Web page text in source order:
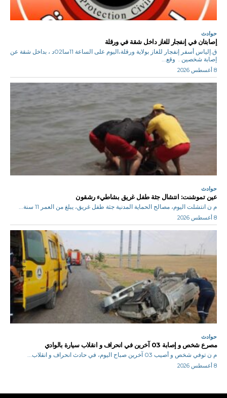
حوادث
إصابتان في إنفجار للغاز داخل شقة في ورقلة
ق.إلياس أسفر إنفجار للغاز بولاية ورقلة،اليوم على الساعة 11سا02د ، بداخل شقة عن
إصابة شخصين . وقع...
8 أغسطس 2026
حوادث
عين تموشنت: انتشال جثة طفل غريق بشاطيء رشقون
م ن انتشلت اليوم، مصالح الحماية المدنية جثة طفل غريق، يبلغ من العمر 11 سنة...
8 أغسطس 2026
حوادث
مصرع شخص و إصابة 03 آخرين في انحراف و انقلاب سيارة بالوادي
م ن توفي شخص و أصيب 03 آخرين صباح اليوم، في حادث انحراف و انقلاب...
8 أغسطس 2026